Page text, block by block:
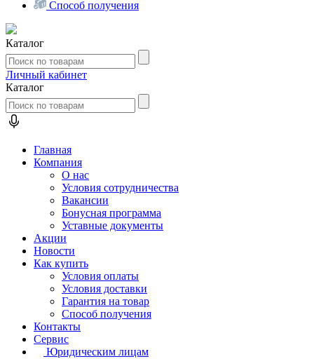
Способ получения
Каталог
Личный кабинет
Каталог
Главная
Компания
О нас
Условия сотрудничества
Вакансии
Бонусная программа
Уставные документы
Акции
Новости
Как купить
Условия оплаты
Условия доставки
Гарантия на товар
Способ получения
Контакты
Сервис
Юридическим лицам